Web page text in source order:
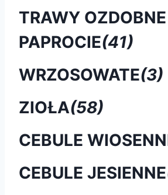
TRAWY
PAPROCIE(41)
WRZOSOWATE(3)
ZIOŁA(58)
CEBULE
CEBULE JESIENNE